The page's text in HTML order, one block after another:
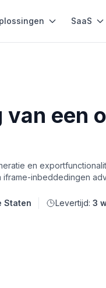
SaaS
een
en
inbeddedingen
Staten Levertijd: 3